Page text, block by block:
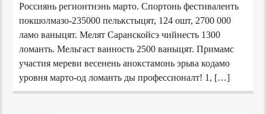
Россиянь регионтнэнь марто. Спортонь фестиваленть
покшолмазо-235000 пелькстыцят, 124 ошт, 2700 000
ламо ваныцят. Мелят Саранскойсэ чийнесть 1300
ломанть. Мельгаст ванность 2500 ваныцят. Примамс
участия мереви весенень анокстамонь эрьва кодамо
уровня марто-од ломанть ды профессионалт! 1, […]